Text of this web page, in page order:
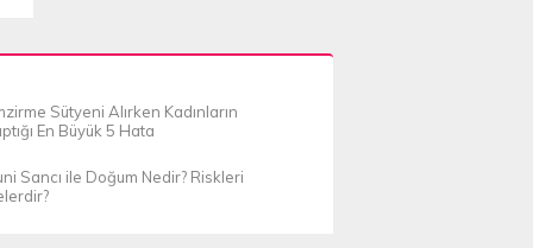
Sütyeni Alırken Kadınların
En Büyük 5 Hata
Sancı ile Doğum Nedir? Riskleri